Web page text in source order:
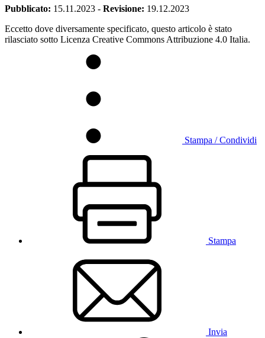
Pubblicato: 15.11.2023 - Revisione: 19.12.2023
Eccetto dove diversamente specificato, questo articolo è stato
rilasciato sotto Licenza Creative Commons Attribuzione 4.0 Italia.
Stampa / Condividi
Stampa
Invia